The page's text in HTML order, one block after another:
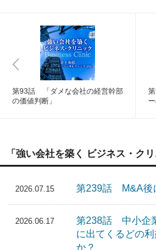
第93話 「ダメな会社の経営幹部
の価値判断」
「強い会社を築く ビジネス・ク
2026.07.15 第239話 M&A後
2026.06.17
第238話 中小企
に出てくるどの
か？